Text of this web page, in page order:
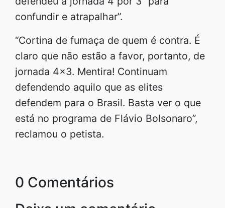
confundir e atrapalhar”.
“Cortina de fumaça de quem é contra. É
claro que não estão a favor, portanto, de
jornada 4×3. Mentira! Continuam
defendendo aquilo que as elites
defendem para o Brasil. Basta ver o que
está no programa de Flávio Bolsonaro”,
reclamou o petista.
0 Comentários